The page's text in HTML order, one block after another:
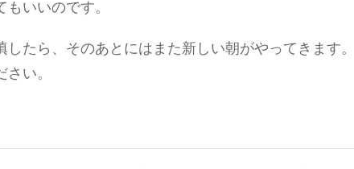
いいのです。
したら、そのあとにはまた新しい朝がやってきます。
い。